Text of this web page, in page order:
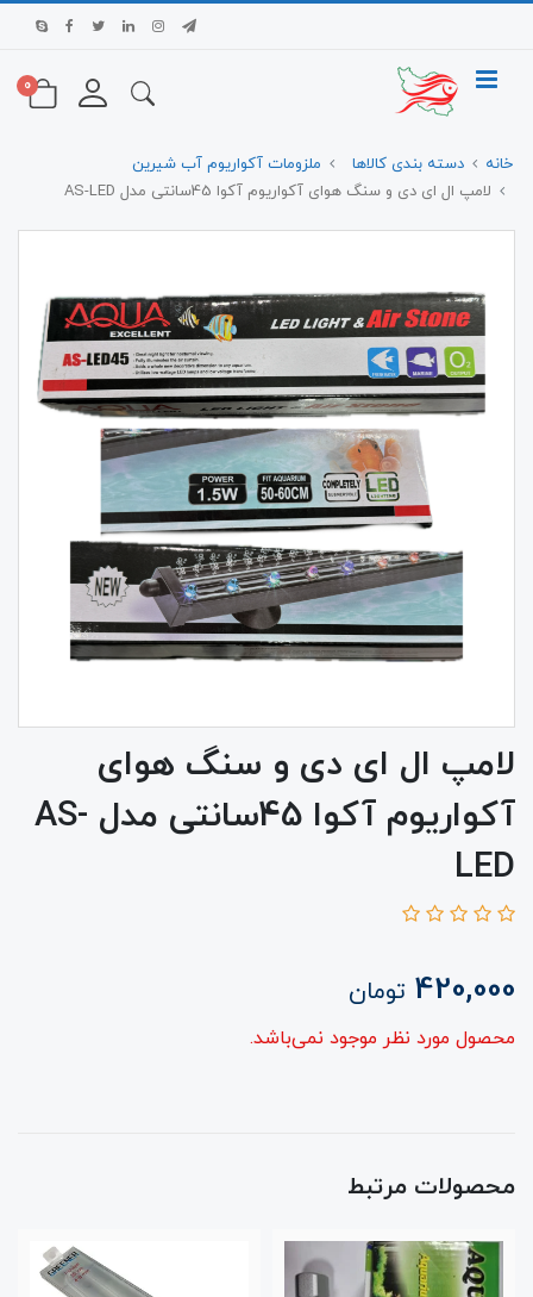
0
خانه دسته بندی کالاها
ملزومات آکواریوم آب شیرین
لامپ ال ای دی و سنگ هوای آکواریوم آکوا 45سانتی مدل AS-LED
لامپ ال ای دی و سنگ هوای
آکواریوم آکوا 45سانتی مدل AS-
LED
420,000 تومان
محصول مورد نظر موجود نمی‌باشد.
محصولات مرتبط